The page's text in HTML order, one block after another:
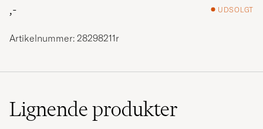
,-
UDSOLGT
Artikelnummer: 28298211r
Lignendeprodukter